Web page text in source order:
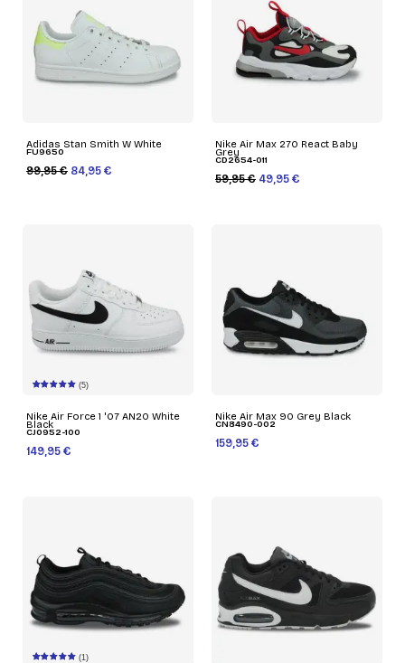
Adidas Stan Smith W White
FU9650
99,95 € 84,95 €
Nike Air Max 270 React Baby
Grey
CD2654-011
59,95 € 49,95 €
(5)
Nike Air Force 1 '07 AN20 White
Black
CJ0952-100
149,95 €
Nike Air Max 90 Grey Black
CN8490-002
159,95 €
(1)